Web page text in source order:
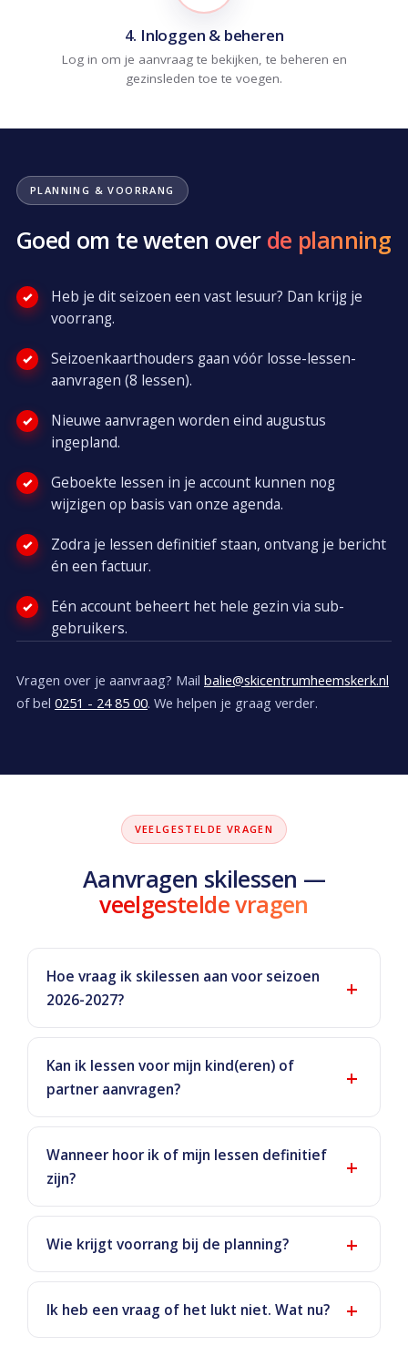
4. Inloggen & beheren
Log in om je aanvraag te bekijken, te beheren en
gezinsleden toe te voegen.
PLANNING & VOORRANG
Goed om te weten over de planning
Heb je dit seizoen een vast lesuur? Dan krijg je
voorrang.
Seizoenkaarthouders gaan vóór losse-lessen-
aanvragen (8 lessen).
Nieuwe aanvragen worden eind augustus
ingepland.
Geboekte lessen in je account kunnen nog
wijzigen op basis van onze agenda.
Zodra je lessen definitief staan, ontvang je bericht
én een factuur.
Eén account beheert het hele gezin via sub-
gebruikers.
Vragen over je aanvraag? Mail balie@skicentrumheemskerk.nl
of bel 0251 - 24 85 00. We helpen je graag verder.
VEELGESTELDE VRAGEN
Aanvragen skilessen —
veelgestelde vragen
Hoe vraag ik skilessen aan voor seizoen
2026-2027?
Kan ik lessen voor mijn kind(eren) of
partner aanvragen?
Wanneer hoor ik of mijn lessen definitief
zijn?
Wie krijgt voorrang bij de planning?
Ik heb een vraag of het lukt niet. Wat nu?